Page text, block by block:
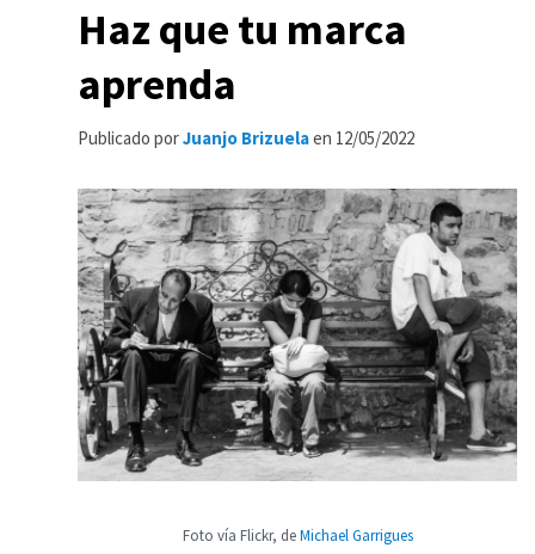
Haz que tu marca
aprenda
Publicado porJuanjo Brizuelaen 12/05/2022
Foto vía Flickr, deMichael Garrigues